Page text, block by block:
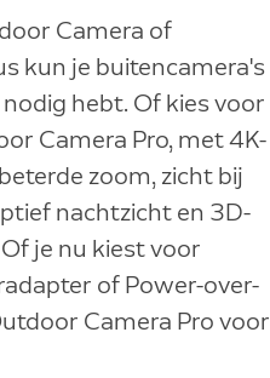
Camera of
kun je buitencamera's
hebt. Of kies voor
Camera Pro, met 4K-
zoom, zicht bij
nachtzicht en 3D-
je nu kiest voor
of Power-over-
Camera Pro voor